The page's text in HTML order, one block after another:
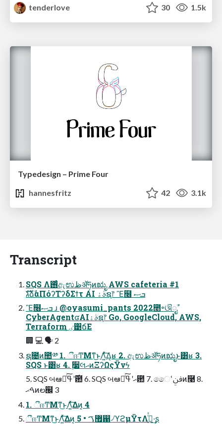
tenderlove
30 1.5k
Typedesign – Prime Four
hannesfritz
42 3.1k
Transcript
SQS Λ࢖ͬͨඇಉظॲཧͷಋೖ AWS cafeteria #1
גࣜձࣾαΠόʔΤʔδΣϯτ AI ࣄۀຊ෦ Ἒ໦ ܒޞ
Ἒ໦ܒޞ ɹ @oyasumi_pants 2022೥৽ଔೖࣾ
CyberAgentʛAIࣄۀຊ෦ Go, GoogleCloud, AWS,
Terraform ٸ͕͹ճΕ
🏢 💻 🗣 2
ຊ೔ͷ಺༰ 1. ීஈͲΜͳ͜ͱΛ͍ͯ͠Δ͔ʁ 2. ඇಉظॲཧͷಋೖͱ͸ʁ 3.
SQS ͱ͸ʁ 4. ࣮૷લޙͷΞʔΩςΫνϟ
5. SQS બఆ࣌ʹߟྀͨ͠఺ 6. SQS બఆޙʹߟྀͨ͠఺ 7. ෛՙࢼݧͷ࿩ 8.
ࠓޙͷల๬ 3
1. ීஈͲΜͳ͜ͱΛ͍ͯ͠Δͷ͔ 4
ීஈͲΜͳ͜ͱΛ͍ͯ͠Δͷ͔ 5 • ޿ࠂ഑৴ϓϩμΫτΛ࡞͍ͬͯ·͢ʂ